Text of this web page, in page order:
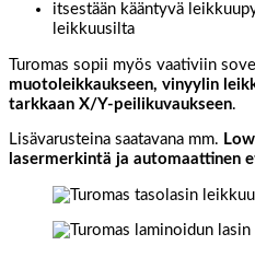
itsestään kääntyvä
leikkuusilta
Turomas sopii myös vaativiin
muotoleikkaukseen, vinyylin
tarkkaan X/Y-peilikuvaukseen.
Lisävarusteina saatavana mm.
lasermerkintä ja automaattinen